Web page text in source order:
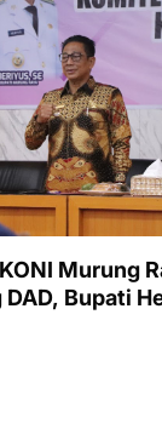
Murung
Bupati